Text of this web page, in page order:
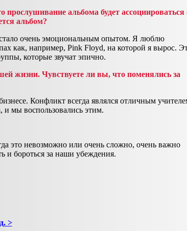
альбома будет ассоциироваться
альбом?
очень эмоциональным опытом. Я люблю
как, например, Pink Floyd, на которой я вырос.
которые звучат эпично.
жизни. Чувствуете ли вы, что поменялись за
Конфликт всегда являлся отличным
и мы воспользовались этим.
это невозможно или очень сложно, очень важно
и бороться за наши убеждения.
>